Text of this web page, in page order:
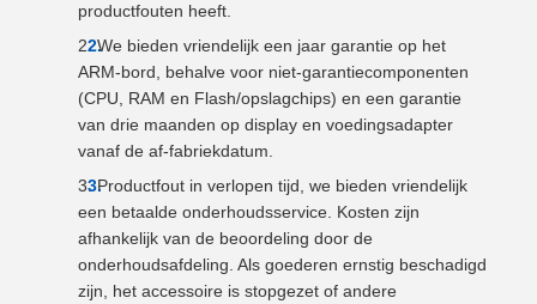
productfouten heeft.
We bieden vriendelijk een jaar garantie op het
ARM-bord, behalve voor niet-garantiecomponenten
(CPU, RAM en Flash/opslagchips) en een garantie
van drie maanden op display en voedingsadapter
vanaf de af-fabriekdatum.
Productfout in verlopen tijd, we bieden vriendelijk
een betaalde onderhoudsservice. Kosten zijn
afhankelijk van de beoordeling door de
onderhoudsafdeling. Als goederen ernstig beschadigd
zijn, het accessoire is stopgezet of andere